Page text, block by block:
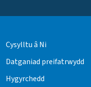
Cysylltu â Ni
Datganiad preifatrwydd
Hygyrchedd